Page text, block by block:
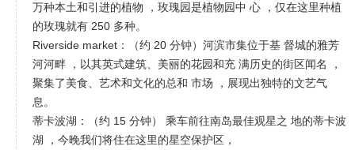
万种本土和引进的植物 ，玫瑰园是植物园中 心 ，仅在这里种植
的玫瑰就有 250 多种。
Riverside market：（约 20 分钟）河滨市集位于基 督城的雅芳
河河畔 ，以其英式建筑、美丽的花园和充 满历史的街区闻名 ，
聚集了美食、艺术和文化的总和 市场 ，展现出独特的文艺气
息。
蒂卡波湖：（约 15 分钟） 乘车前往南岛最佳观星之 地的蒂卡波
湖 ，今晚我们将住在这里的星空保护区，